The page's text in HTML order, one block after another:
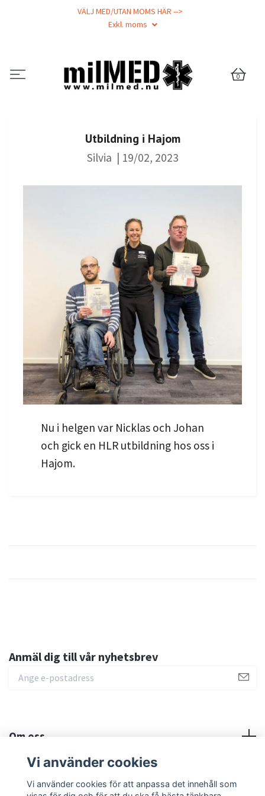
VÄLJ MED/UTAN MOMS HÄR -->
Exkl. moms
0
Utbildning i Hajom
Silvia | 19/02, 2023
Nu i helgen var Nicklas och Johan
och gick en HLR utbildning hos oss i
Hajom.
Anmäl dig till vår nyhetsbrev
Om oss
Sociala medier
Vi använder cookies
Vi använder cookies för att anpassa det innehåll som